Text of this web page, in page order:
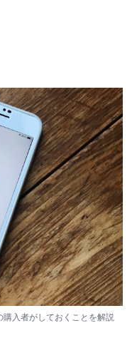
入者がしておくことを解説